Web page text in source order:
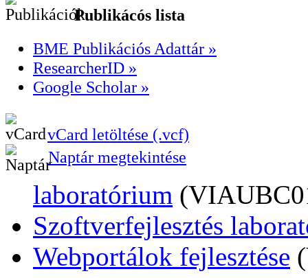
Publikácós lista
BME Publikációs Adattár »
ResearcherID »
Google Scholar »
vCard letöltése (.vcf)
Naptár megtekintése
laboratórium
Szoftverfejlesztés
Webportálok fejlesztése